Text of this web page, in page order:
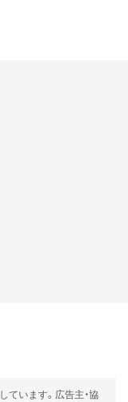
ています。広告主・協